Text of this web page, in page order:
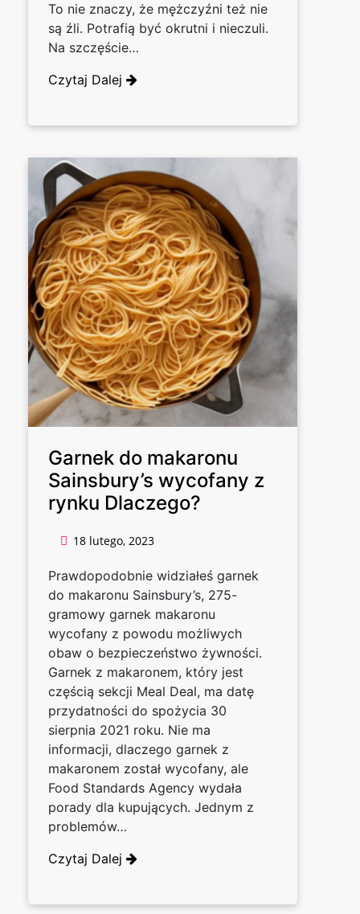
To nie znaczy, że mężczyźni też nie
są źli. Potrafią być okrutni i nieczuli.
Na szczęście…
Czytaj Dalej
Garnek do makaronu
Sainsbury’s wycofany z
rynku Dlaczego?
18 lutego, 2023
Prawdopodobnie widziałeś garnek
do makaronu Sainsbury’s, 275-
gramowy garnek makaronu
wycofany z powodu możliwych
obaw o bezpieczeństwo żywności.
Garnek z makaronem, który jest
częścią sekcji Meal Deal, ma datę
przydatności do spożycia 30
sierpnia 2021 roku. Nie ma
informacji, dlaczego garnek z
makaronem został wycofany, ale
Food Standards Agency wydała
porady dla kupujących. Jednym z
problemów…
Czytaj Dalej